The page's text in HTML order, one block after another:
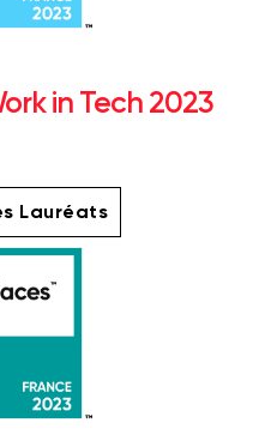
in Tech 2023
Lauréats